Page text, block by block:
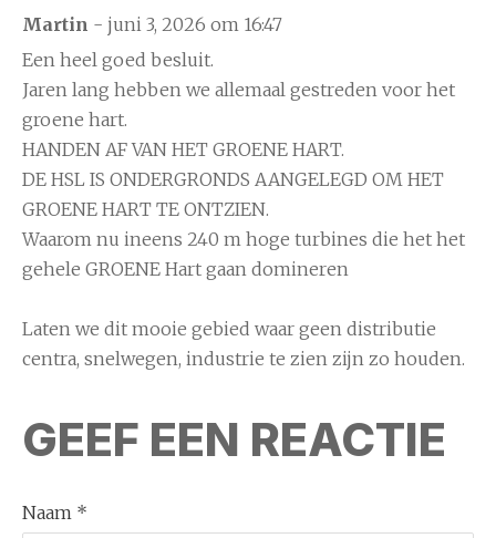
Martin - juni 3, 2026 om 16:47
Een heel goed besluit.
Jaren lang hebben we allemaal gestreden voor het
groene hart.
HANDEN AF VAN HET GROENE HART.
DE HSL IS ONDERGRONDS AANGELEGD OM HET
GROENE HART TE ONTZIEN.
Waarom nu ineens 240 m hoge turbines die het het
gehele GROENE Hart gaan domineren
Laten we dit mooie gebied waar geen distributie
centra, snelwegen, industrie te zien zijn zo houden.
GEEF EEN REACTIE
Naam *